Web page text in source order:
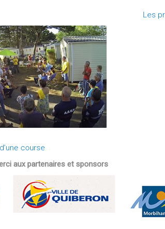
Les
course
aux partenaires et sponsors